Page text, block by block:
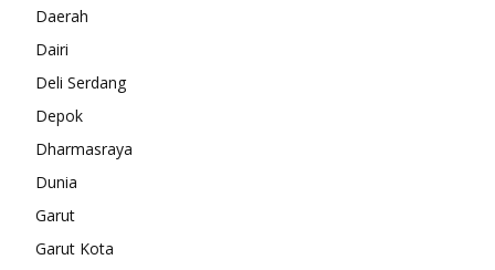
Daerah
Dairi
Deli Serdang
Depok
Dharmasraya
Dunia
Garut
Garut Kota